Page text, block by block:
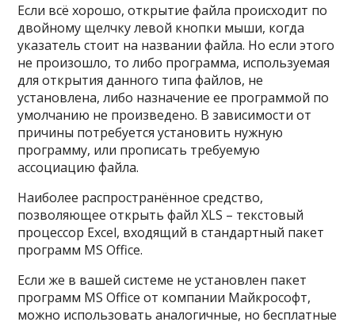
Если всё хорошо, открытие файла происходит по
двойному щелчку левой кнопки мыши, когда
указатель стоит на названии файла. Но если этого
не произошло, то либо программа, используемая
для открытия данного типа файлов, не
установлена, либо назначение ее программой по
умолчанию не произведено. В зависимости от
причины потребуется установить нужную
программу, или прописать требуемую
ассоциацию файла.
Наиболее распространённое средство,
позволяющее открыть файл XLS – текстовый
процессор Excel, входящий в стандартный пакет
программ MS Office.
Если же в вашей системе не установлен пакет
программ MS Office от компании Майкрософт,
можно использовать аналогичные, но бесплатные